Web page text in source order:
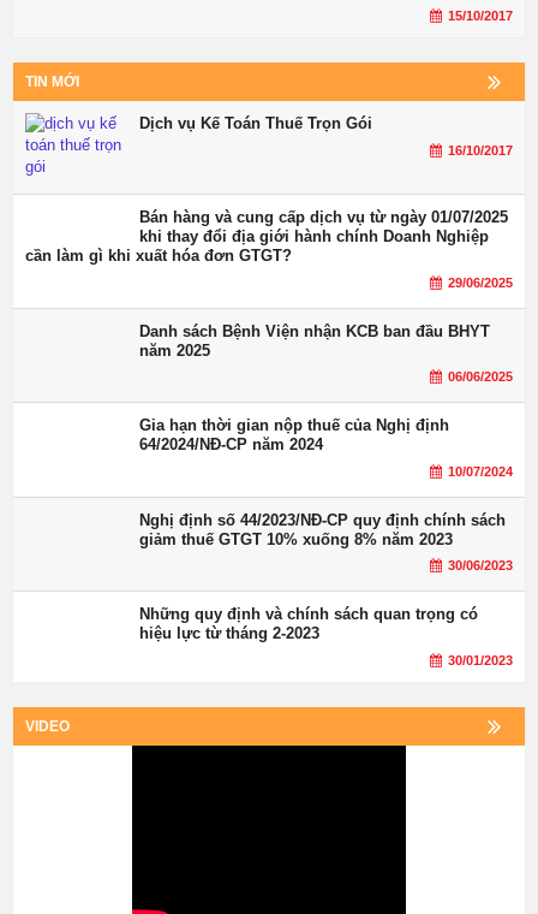
15/10/2017
TIN MỚI
Dịch vụ Kế Toán Thuế Trọn Gói
16/10/2017
Bán hàng và cung cấp dịch vụ từ ngày 01/07/2025
khi thay đổi địa giới hành chính Doanh Nghiệp
cần làm gì khi xuất hóa đơn GTGT?
29/06/2025
Danh sách Bệnh Viện nhận KCB ban đầu BHYT
năm 2025
06/06/2025
Gia hạn thời gian nộp thuế của Nghị định
64/2024/NĐ-CP năm 2024
10/07/2024
Nghị định số 44/2023/NĐ-CP quy định chính sách
giảm thuế GTGT 10% xuống 8% năm 2023
30/06/2023
Những quy định và chính sách quan trọng có
hiệu lực từ tháng 2-2023
30/01/2023
VIDEO